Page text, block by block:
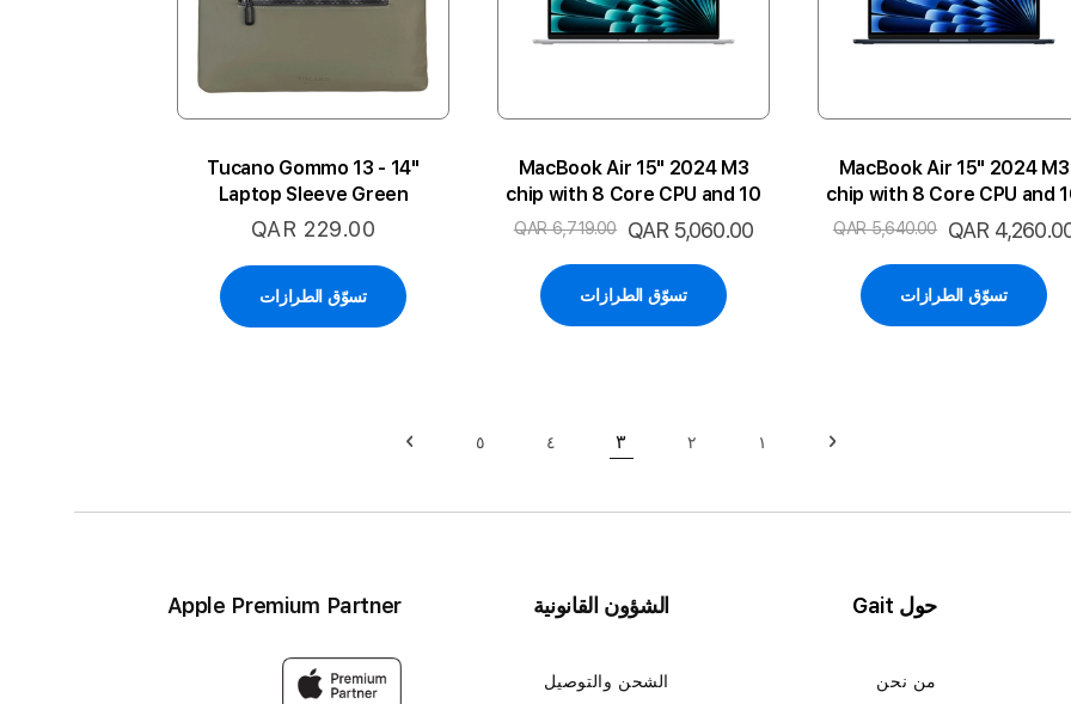
MacBook Air 15" 2024 M3
chip with 8 Core CPU and
Core GPU 8GB 512SSD 2P-
ENG
QAR
QAR 5,640.00
تسوّق الطرازات
MacBook Air 15" 2024 M3
chip with 8 Core CPU and 10
Core GPU 16GB 512SSD 2P-SL
ENG
السعر
QAR 5,060.00
QAR 6,719.00
تسوّق الطرازات
Tucano Gommo 13 - 14"
Laptop Sleeve Green
QAR 229.00
تسوّق الطرازات
١ ٢
حاليا انت تقرأ الصفحة
٣ ٤ ٥
حول Gait
من نحن
الشؤون القانونية
الشحن والتوصيل
Apple Premium Partner